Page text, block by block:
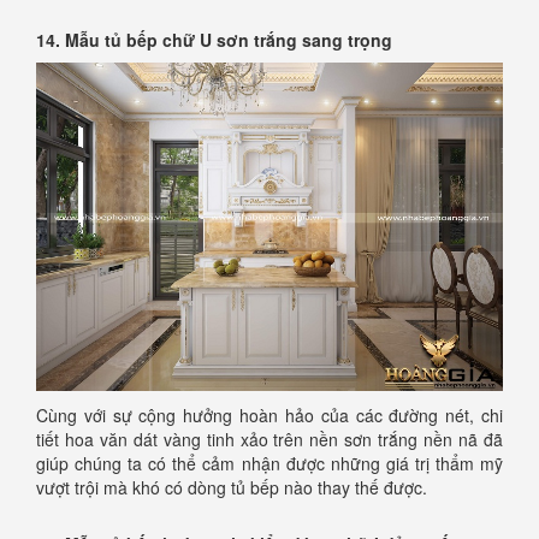
14. Mẫu tủ bếp chữ U sơn trắng sang trọng
Cùng với sự cộng hưởng hoàn hảo của các đường nét, chi
tiết hoa văn dát vàng tinh xảo trên nền sơn trắng nền nã đã
giúp chúng ta có thể cảm nhận được những giá trị thẩm mỹ
vượt trội mà khó có dòng tủ bếp nào thay thế được.